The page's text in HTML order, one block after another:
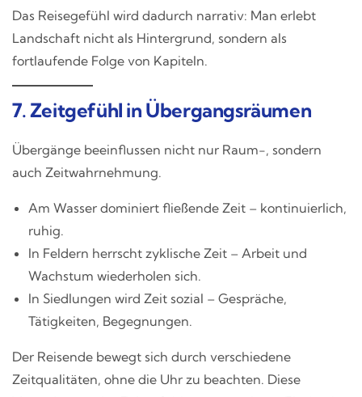
Das Reisegefühl wird dadurch narrativ: Man erlebt
Landschaft nicht als Hintergrund, sondern als
fortlaufende Folge von Kapiteln.
7. Zeitgefühl in Übergangsräumen
Übergänge beeinflussen nicht nur Raum-, sondern
auch Zeitwahrnehmung.
Am Wasser dominiert fließende Zeit – kontinuierlich,
ruhig.
In Feldern herrscht zyklische Zeit – Arbeit und
Wachstum wiederholen sich.
In Siedlungen wird Zeit sozial – Gespräche,
Tätigkeiten, Begegnungen.
Der Reisende bewegt sich durch verschiedene
Zeitqualitäten, ohne die Uhr zu beachten. Diese